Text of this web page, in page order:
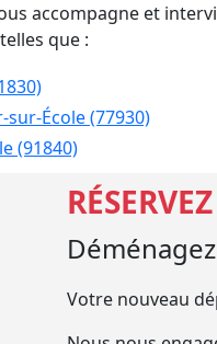
accompagne et
que :
sur-École (77930)
(91840)
Votre nouveau